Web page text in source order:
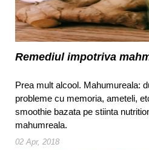
Remediul impotriva
Prea mult alcool. Mahumureala:
probleme cu memoria, ameteli,
smoothie bazata pe stiinta
mahumreala.
02 Apr, 2018